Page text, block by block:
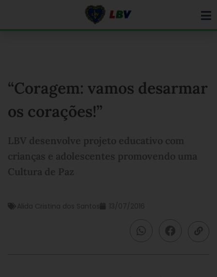
“Coragem: vamos desarmar
os corações!”
LBV desenvolve projeto educativo com
crianças e adolescentes promovendo uma
Cultura de Paz
Alida Cristina dos Santos 13/07/2016